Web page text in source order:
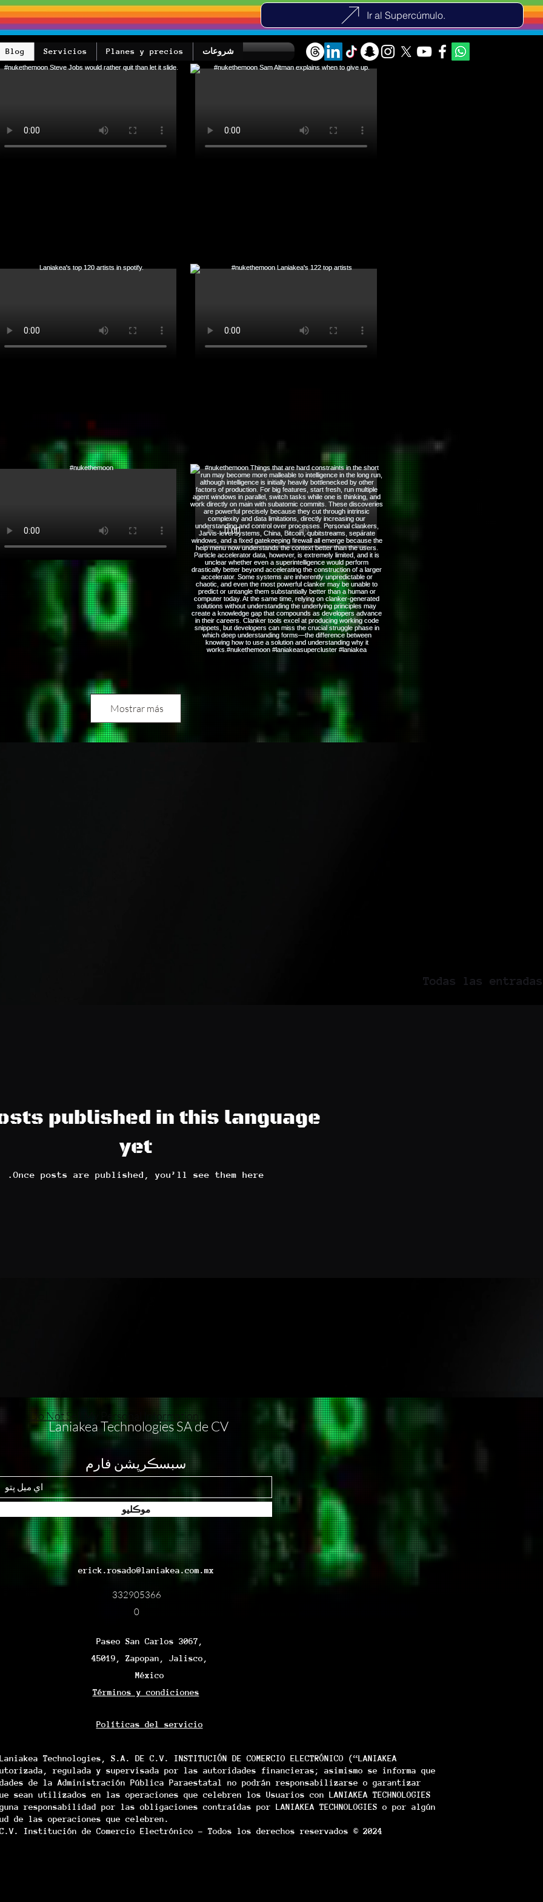
Ir al Supercúmulo.
شروعات Planes y precios
Servicios
Blog
Mostrar más
Todas las entradas
published in this language
yet
Once posts are published, you’ll see them here.
Laniakea Technologies SA de CV
Do Not Sell My Personal Information
سبسڪرپشن فارم
موڪليو
erick.rosado@laniakea.com.mx
332905366
0
Paseo San Carlos 3067,
45019, Zapopan, Jalisco,
México
Términos y condiciones
Políticas del servicio
Technologies, S.A. DE C.V. INSTITUCIÓN DE COMERCIO ELECTRÓNICO (“LANIAKEA
autorizada, regulada y supervisada por las autoridades financieras; asimismo se informa que
de la Administración Pública Paraestatal no podrán responsabilizarse o garantizar
utilizados en las operaciones que celebren los Usuarios con LANIAKEA TECHNOLOGIES
responsabilidad por las obligaciones contraídas por LANIAKEA TECHNOLOGIES o por algún
de las operaciones que celebren.
de C.V. Institución de Comercio Electrónico - Todos los derechos reservados © 2024